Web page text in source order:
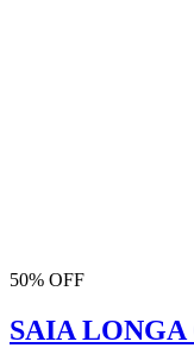
50% OFF
SAIA LONGA